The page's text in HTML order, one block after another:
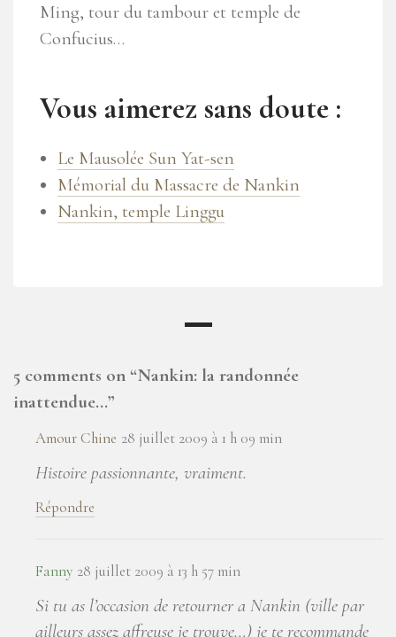
Ming, tour du tambour et temple de
Confucius…
Vous aimerez sans doute :
Le Mausolée Sun Yat-sen
Mémorial du Massacre de Nankin
Nankin, temple Linggu
5 comments on “Nankin: la randonnée
inattendue…”
Amour Chine 28 juillet 2009 à 1 h 09 min
Histoire passionnante, vraiment.
Répondre
Fanny 28 juillet 2009 à 13 h 57 min
Si tu as l’occasion de retourner a Nankin (ville par
ailleurs assez affreuse je trouve…) je te recommande